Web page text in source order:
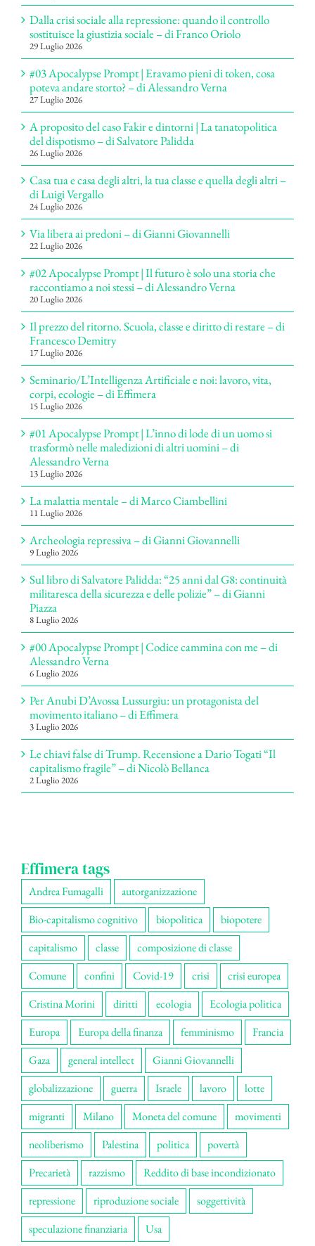
Dalla crisi sociale alla repressione: quando il controllo
sostituisce la giustizia sociale – di Franco Oriolo
29 Luglio 2026
#03 Apocalypse Prompt | Eravamo pieni di token, cosa
poteva andare storto? – di Alessandro Verna
27 Luglio 2026
A proposito del caso Fakir e dintorni | La tanatopolitica
del dispotismo – di Salvatore Palidda
26 Luglio 2026
Casa tua e casa degli altri, la tua classe e quella degli altri –
di Luigi Vergallo
24 Luglio 2026
Via libera ai predoni – di Gianni Giovannelli
22 Luglio 2026
#02 Apocalypse Prompt | Il futuro è solo una storia che
raccontiamo a noi stessi – di Alessandro Verna
20 Luglio 2026
Il prezzo del ritorno. Scuola, classe e diritto di restare – di
Francesco Demitry
17 Luglio 2026
Seminario/L’Intelligenza Artificiale e noi: lavoro, vita,
corpi, ecologie – di Effimera
15 Luglio 2026
#01 Apocalypse Prompt | L’inno di lode di un uomo si
trasformò nelle maledizioni di altri uomini – di
Alessandro Verna
13 Luglio 2026
La malattia mentale – di Marco Ciambellini
11 Luglio 2026
Archeologia repressiva – di Gianni Giovannelli
9 Luglio 2026
Sul libro di Salvatore Palidda: “25 anni dal G8: continuità
militaresca della sicurezza e delle polizie” – di Gianni
Piazza
8 Luglio 2026
#00 Apocalypse Prompt | Codice cammina con me – di
Alessandro Verna
6 Luglio 2026
Per Anubi D’Avossa Lussurgiu: un protagonista del
movimento italiano – di Effimera
3 Luglio 2026
Le chiavi false di Trump. Recensione a Dario Togati “Il
capitalismo fragile” – di Nicolò Bellanca
2 Luglio 2026
Effimera tags
Andrea Fumagalli
autorganizzazione
Bio-capitalismo cognitivo
biopolitica
biopotere
capitalismo
classe
composizione di classe
Comune
confini Covid-19 crisi
crisi europea
Cristina Morini
diritti ecologia
Ecologia politica
Europa
Europa della finanza femminismo
Francia
Gaza
general intellect
Gianni Giovannelli
globalizzazione
guerra Israele lavoro
lotte
migranti
Milano Moneta del comune
movimenti
neoliberismo
Palestina politica
povertà
Precarietà
razzismo
Reddito di base incondizionato
repressione
riproduzione sociale
soggettività
speculazione finanziaria
Usa